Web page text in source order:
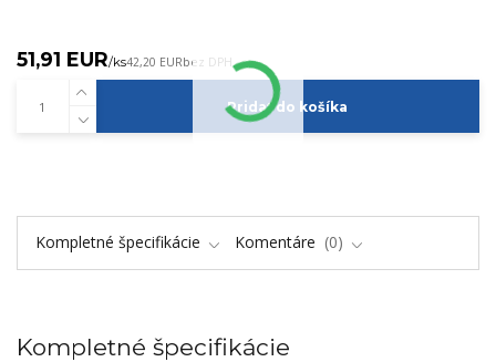
51,91 EUR/ks42,20 EURbez DPH
Pridať do košíka
Kompletné špecifikácie Komentáre 0
Kompletné špecifikácie